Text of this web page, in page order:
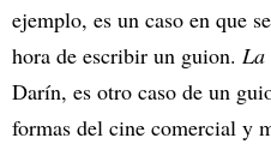
ejemplo, es un caso en que
hora de escribir un guion. La
Darín, es otro caso de un
formas del cine comercial y